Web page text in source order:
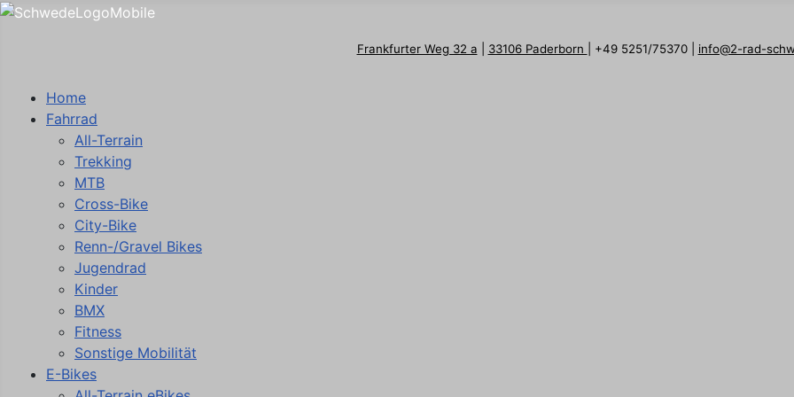
Frankfurter Weg 32 a 33106 Paderborn | +49 5251/75370 | info@2-rad-
Home
Fahrrad
All-Terrain
Trekking
MTB
Cross-Bike
City-Bike
Renn-/Gravel Bikes
Jugendrad
Kinder
BMX
Fitness
Sonstige Mobilität
E-Bikes